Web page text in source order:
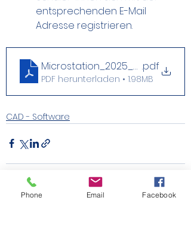
entsprechenden E-Mail
Adresse registrieren.
.pdf
PDF herunterladen • 1.98MB
CAD - Software
Phone Email Facebook